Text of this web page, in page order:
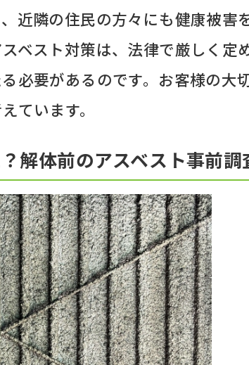
近隣の住民の方々にも健康被害
ベスト対策は、法律で厳しく定
必要があるのです。お客様の大
ています。
解体前のアスベスト事前